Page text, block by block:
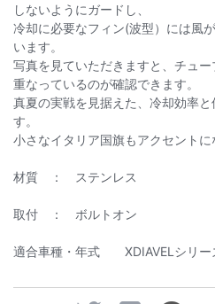
しないようにガードし、
冷却に必要なフィン(波型）には風
います。
写真を見ていただきますと、チュ
重なっているのが確認できます。
真夏の実戦を見据えた、冷却効率
す。
小さなイタリア国旗もアクセントに
材質 ： ステンレス
取付 ： ボルトオン
適合車種・年式 XDIAVELシリー